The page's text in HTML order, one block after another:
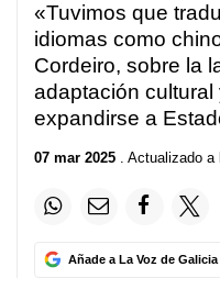
«Tuvimos que
idiomas como
Cordeiro, sobre la
adaptación
expandirse a
07 mar 2025 . Actualizado a
Añade a La Voz de